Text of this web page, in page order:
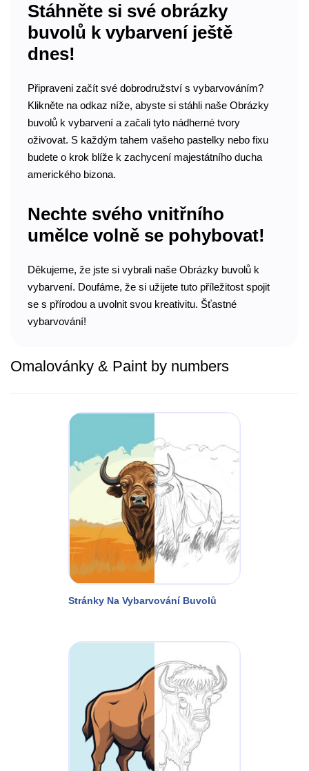
Stáhněte si své obrázky
buvolů k vybarvení ještě
dnes!
Připraveni začít své dobrodružství s vybarvováním?
Klikněte na odkaz níže, abyste si stáhli naše Obrázky
buvolů k vybarvení a začali tyto nádherné tvory
oživovat. S každým tahem vašeho pastelky nebo fixu
budete o krok blíže k zachycení majestátního ducha
amerického bizona.
Nechte svého vnitřního
umělce volně se pohybovat!
Děkujeme, že jste si vybrali naše Obrázky buvolů k
vybarvení. Doufáme, že si užijete tuto příležitost spojit
se s přírodou a uvolnit svou kreativitu. Šťastné
vybarvování!
Omalovánky & Paint by numbers
Stránky Na Vybarvování Buvolů